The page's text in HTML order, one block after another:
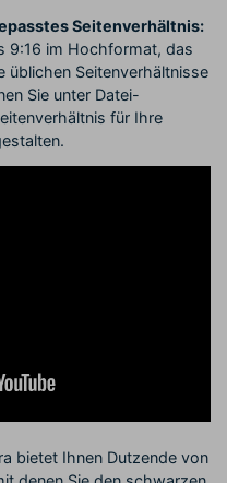
Seitenverhältnis:
9:16 im Hochformat, das
üblichen Seitenverhältnisse
Sie unter Datei-
für Ihre
bietet Ihnen Dutzende von